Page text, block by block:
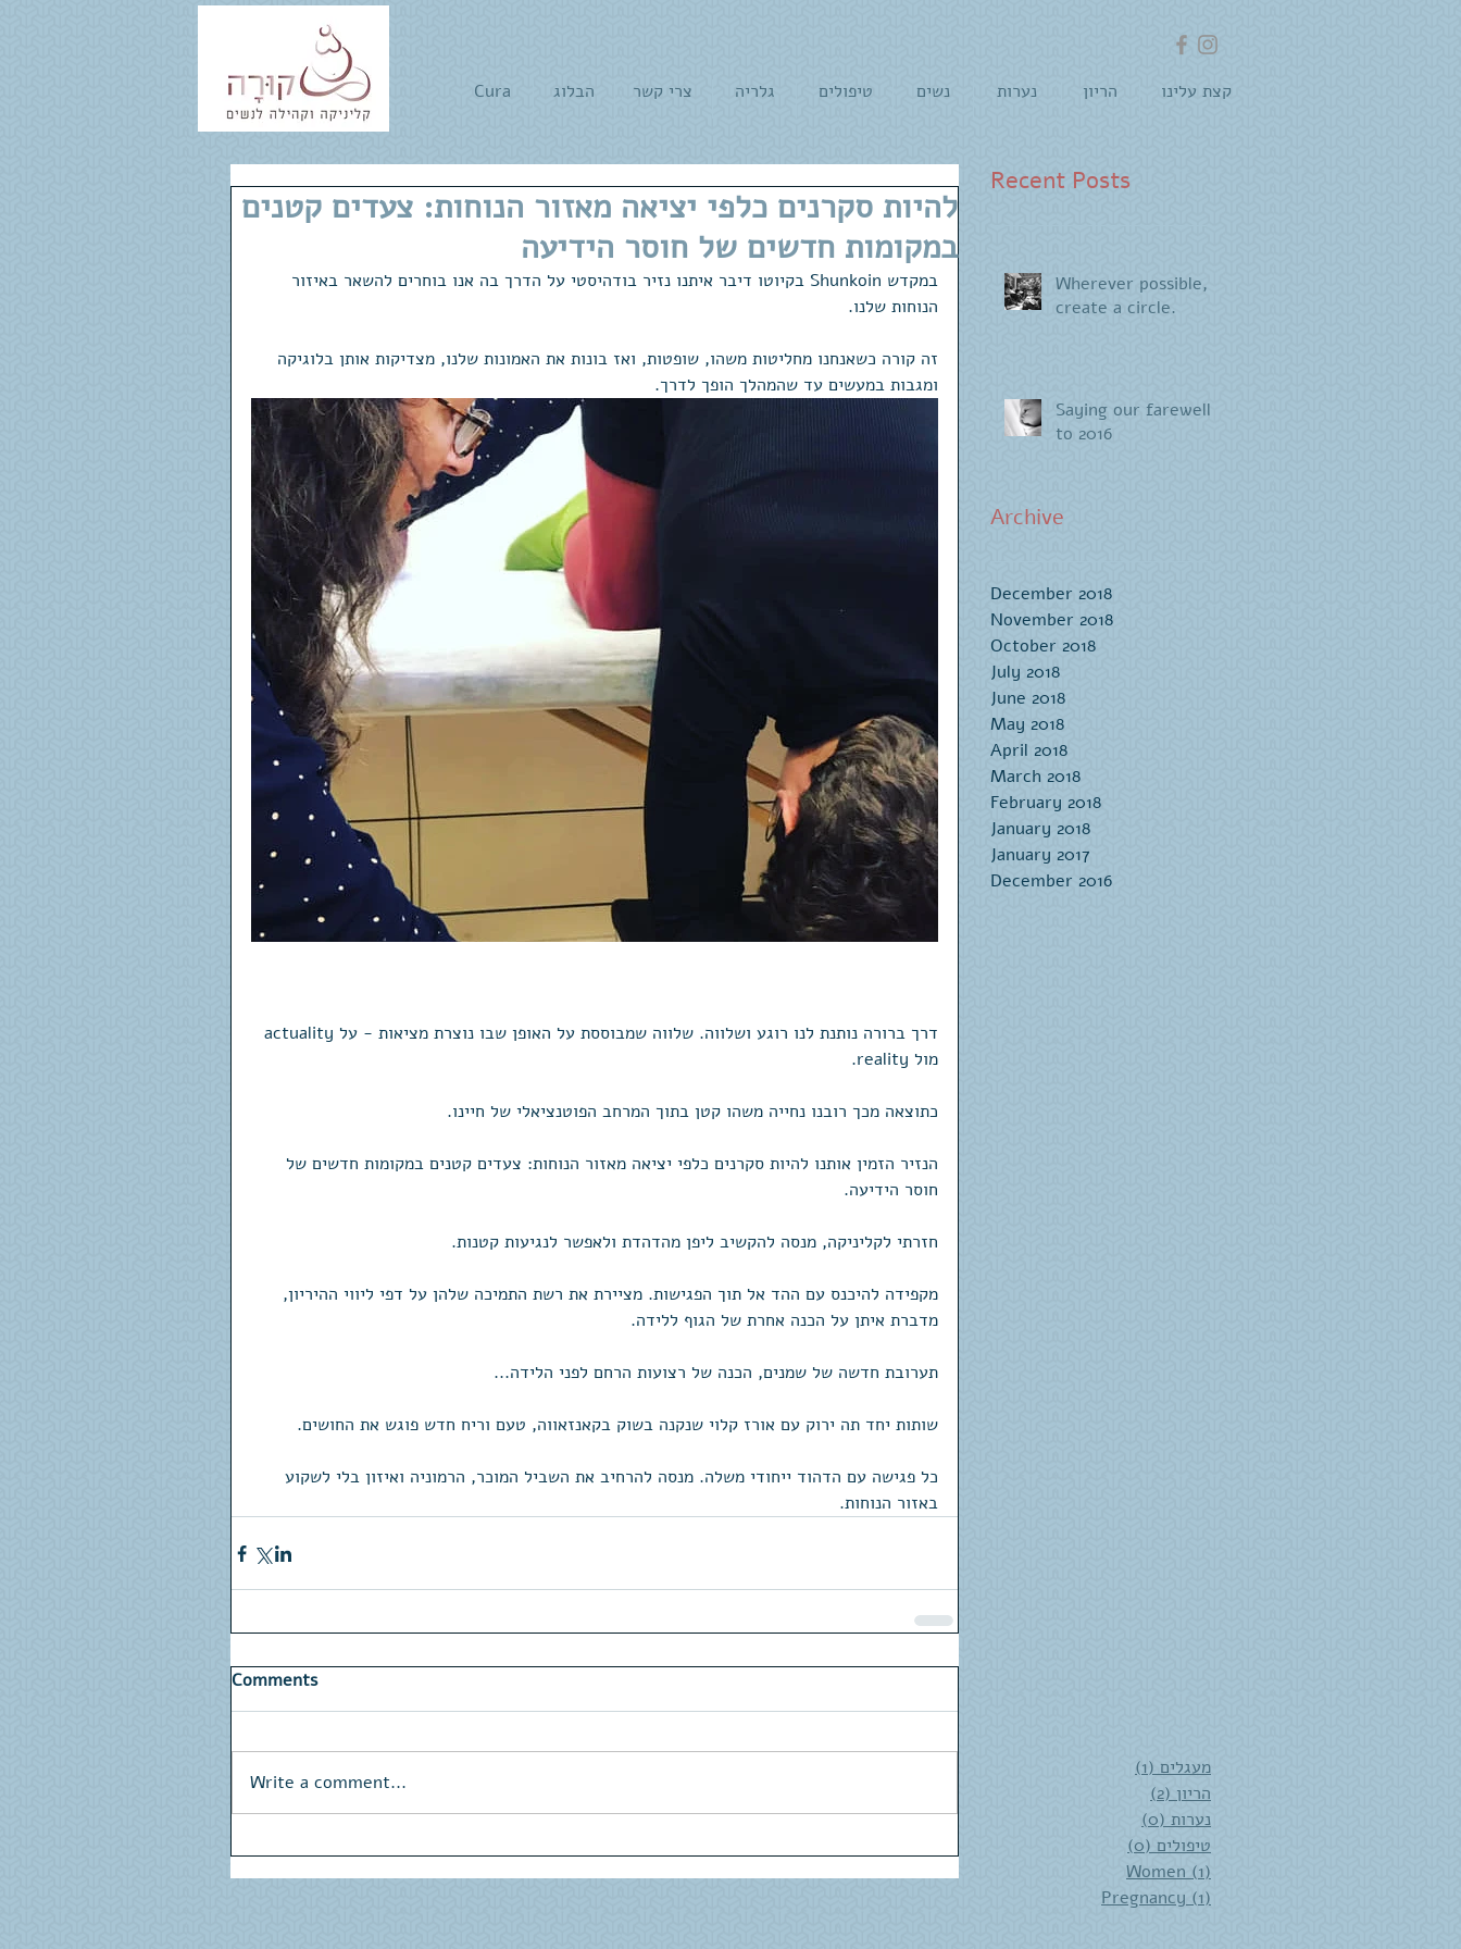
Cura הבלוג צרי קשר גלריה טיפולים נשים נערות הריון קצת עלינו
להיות סקרנים כלפי יציאה מאזור הנוחות: צעדים קטנים
במקומות חדשים של חוסר הידיעה
במקדש Shunkoin בקיוטו דיבר איתנו נזיר בודהיסטי על הדרך בה אנו בוחרים להשאר באיזור
הנוחות שלנו.
זה קורה כשאנחנו מחליטות משהו, שופטות, ואז בונות את האמונות שלנו, מצדיקות אותן בלוגיקה
ומגבות במעשים עד שהמהלך הופך לדרך.
מול reality.
כתוצאה מכך רובנו נחייה משהו קטן בתוך המרחב הפוטנציאלי של חיינו.
הנזיר הזמין אותנו להיות סקרנים כלפי יציאה מאזור הנוחות: צעדים קטנים במקומות חדשים של
חוסר הידיעה.
חזרתי לקליניקה, מנסה להקשיב ליפן מהדהדת ולאפשר לנגיעות קטנות.
מקפידה להיכנס עם ההד אל תוך הפגישות. מציירת את רשת התמיכה שלהן על דפי ליווי ההיריון,
מדברת איתן על הכנה אחרת של הגוף ללידה.
תערובת חדשה של שמנים, הכנה של רצועות הרחם לפני הלידה...
שותות יחד תה ירוק עם אורז קלוי שנקנה בשוק בקאנזאווה, טעם וריח חדש פוגש את החושים.
כל פגישה עם הדהוד ייחודי משלה. מנסה להרחיב את השביל המוכר, הרמוניה ואיזון בלי לשקוע
באזור הנוחות.
Comments
Write a comment...
Recent Posts
Wherever possible,
create a circle.
Saying our farewells
to 2016
Archive
December 2018
November 2018
October 2018
July 2018
June 2018
May 2018
April 2018
March 2018
February 2018
January 2018
January 2017
December 2016
מעגלים (1)
הריון (2)
נערות (0)
טיפולים (0)
Women (1)
Pregnancy (1)